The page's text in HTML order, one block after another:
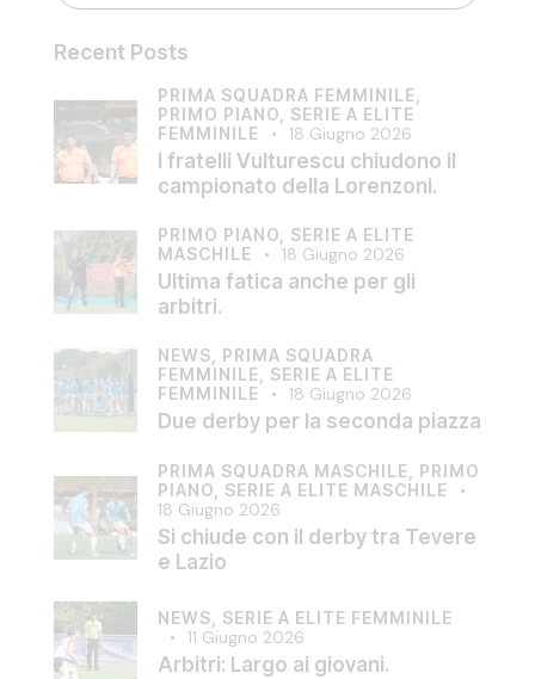
Recent Posts
PRIMA SQUADRA FEMMINILE,
PRIMO PIANO, SERIE A ELITE
FEMMINILE
18 Giugno 2026
I fratelli Vulturescu chiudono il
campionato della Lorenzoni.
PRIMO PIANO, SERIE A ELITE
MASCHILE
18 Giugno 2026
Ultima fatica anche per gli
arbitri.
NEWS, PRIMA SQUADRA
FEMMINILE, SERIE A ELITE
FEMMINILE
18 Giugno 2026
Due derby per la seconda piazza
PRIMA SQUADRA MASCHILE, PRIMO
PIANO, SERIE A ELITE MASCHILE
18 Giugno 2026
Si chiude con il derby tra Tevere
e Lazio
NEWS, SERIE A ELITE FEMMINILE
11 Giugno 2026
Arbitri: Largo ai giovani.